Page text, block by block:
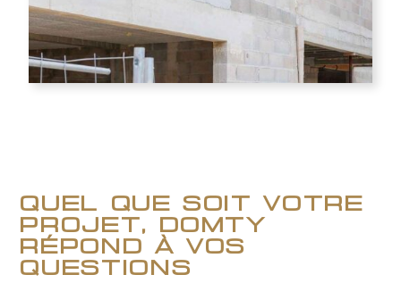
quel que soit votre
projet, domty
répond à vos
questions